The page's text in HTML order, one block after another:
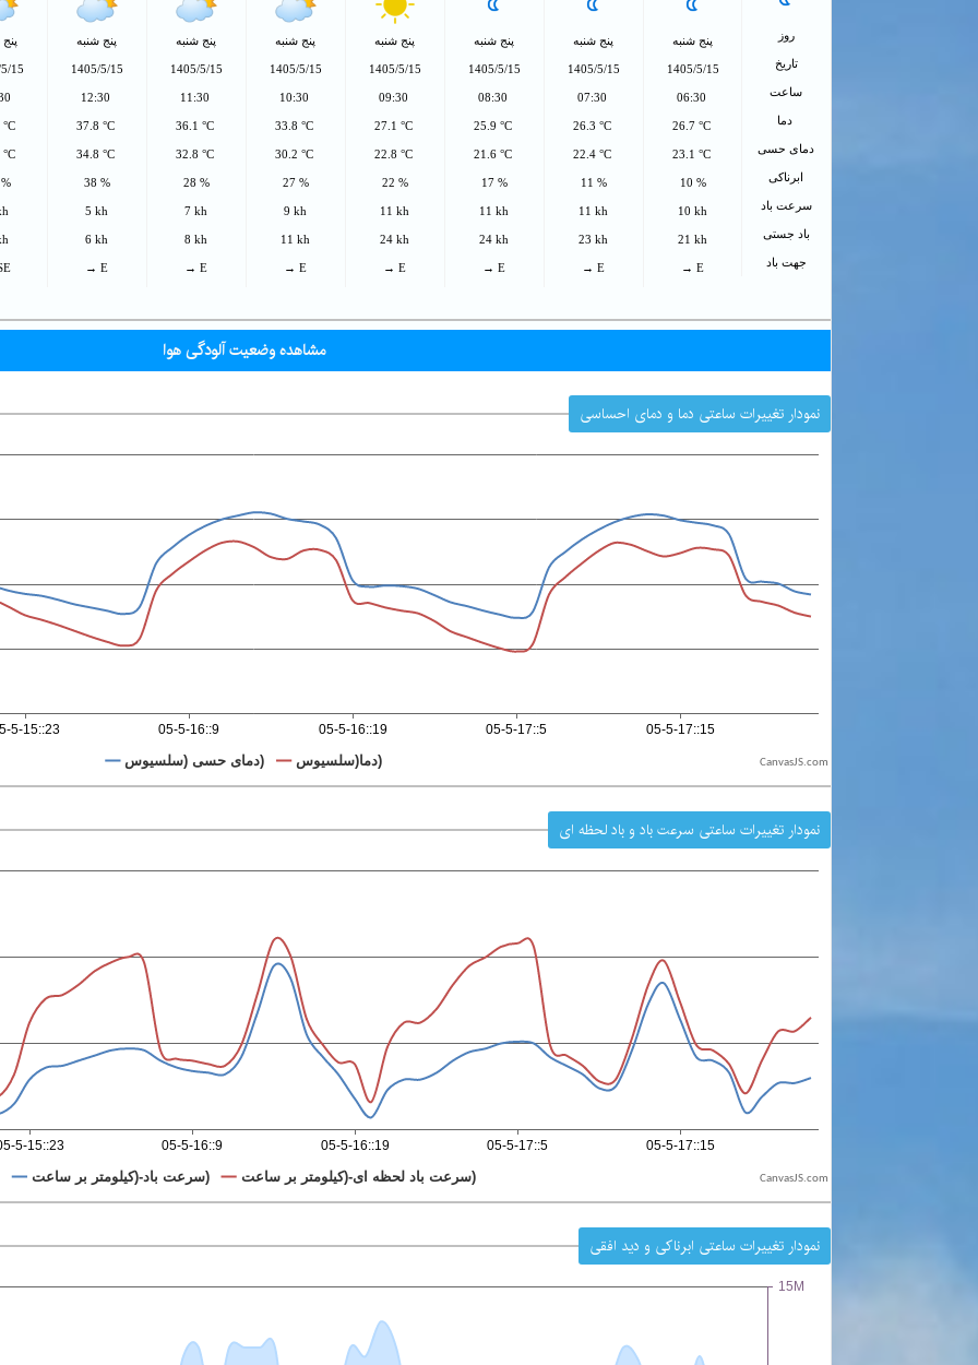
روز
تاریخ
ساعت
دما
دمای حسی
ابرناکی
سرعت باد
باد جستی
جهت باد
پنج شنبه
1405/5/15
06:30
26.7 °C
23.1 °C
10 %
10 kh
21 kh
→ E
پنج شنبه
1405/5/15
07:30
26.3 °C
22.4 °C
11 %
11 kh
23 kh
→ E
پنج شنبه
1405/5/15
08:30
25.9 °C
21.6 °C
17 %
11 kh
24 kh
→ E
پنج شنبه
1405/5/15
09:30
27.1 °C
22.8 °C
22 %
11 kh
24 kh
→ E
پنج شنبه
1405/5/15
10:30
33.8 °C
30.2 °C
27 %
9 kh
11 kh
→ E
پنج شنبه
1405/5/15
11:30
36.1 °C
32.8 °C
28 %
7 kh
8 kh
→ E
پنج شنبه
1405/5/15
12:30
37.8 °C
34.8 °C
38 %
5 kh
6 kh
→ E
15
مشاهده وضعیت آلودگی هوا
نمودار تغییرات ساعتی دما و دمای احساسی
CanvasJS.com
نمودار تغییرات ساعتی سرعت باد و باد لحظه ای
CanvasJS.com
نمودار تغییرات ساعتی ابرناکی و دید افقی